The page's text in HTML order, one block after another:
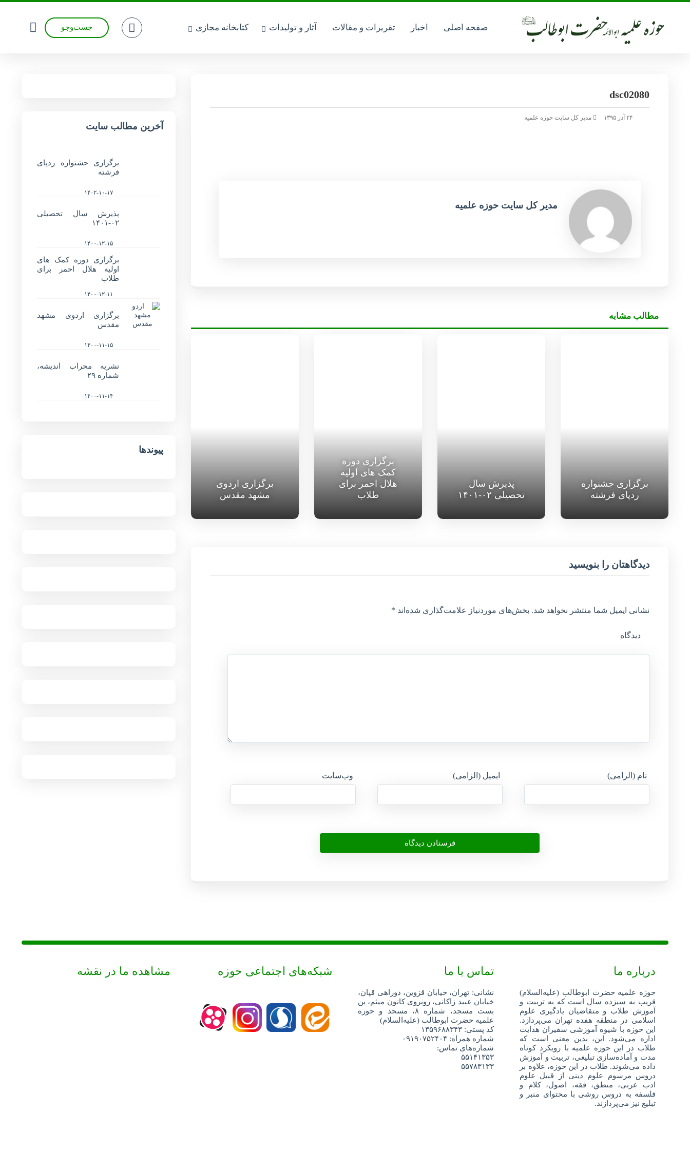
صفحه اصلی اخبار تقریرات و مقالات آثار و تولیدات کتابخانه مجازی جست‌وجو
dsc02080
۲۴ آذر ۱۳۹۵ مدیر کل سایت حوزه علمیه
مدیر کل سایت حوزه علمیه
مطالب مشابه
برگزاری جشنواره
ردپای فرشته
پذیرش سال
تحصیلی ۰۲-۱۴۰۱
برگزاری دوره
کمک های اولیه
هلال احمر برای
طلاب
برگزاری اردوی
مشهد مقدس
دیدگاهتان را بنویسید
نشانی ایمیل شما منتشر نخواهد شد. بخش‌های موردنیاز علامت‌گذاری شده‌اند *
دیدگاه
نام (الزامی) ایمیل (الزامی) وب‌سایت
آخرین مطالب سایت
برگزاری جشنواره ردپای
فرشته
۱۴۰۲-۱۰-۱۷
پذیرش سال تحصیلی
۰۲-۱۴۰۱
۱۴۰۰-۱۲-۱۵
برگزاری دوره کمک های
اولیه هلال احمر برای
طلاب
۱۴۰۰-۱۲-۱۱
برگزاری اردوی مشهد
مقدس
۱۴۰۰-۱۱-۱۵
نشریه محراب اندیشه،
شماره ۲۹
۱۴۰۰-۱۱-۱۴
پیوندها
درباره ما
حوزه علمیه حضرت ابوطالب (علیه‌السلام)
قریب به سیزده سال است که به تربیت و
آموزش طلاب و متقاضیان یادگیری علوم
اسلامی در منطقه هفده تهران می‌پردازد.
این حوزه با شیوه آموزشی سفیران هدایت
اداره می‌شود. این، بدین معنی است که
طلاب در این حوزه علمیه با رویکرد کوتاه
مدت و آماده‌سازی تبلیغی، تربیت و آموزش
داده می‌شوند. طلاب در این حوزه، علاوه بر
دروس مرسوم علوم دینی از قبیل علوم
ادب عربی، منطق، فقه، اصول، کلام و
فلسفه به دروس روشی با محتوای منبر و
تبلیغ نیز می‌پردازند.
تماس با ما
نشانی: تهران، خیابان قزوین، دوراهی قپان،
خیابان عبید زاکانی، روبروی کانون میثم، بن
بست مسجد، شماره ۸، مسجد و حوزه
علمیه حضرت ابوطالب (علیه‌السلام)
کد پستی: ۱۳۵۹۶۸۸۳۴۳
شماره همراه: ۰۹۱۹۰۷۵۲۴۰۴
شماره‌های تماس:
۵۵۱۴۱۳۵۳
۵۵۷۸۳۱۳۳
شبکه‌های اجتماعی حوزه مشاهده ما در نقشه